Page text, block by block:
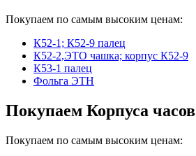
Покупаем по самым высоким ценам:
К52-1; К52-9 палец
К52-2,ЭТО чашка; корпус К52-9
К53-1 палец
Фольга ЭТН
Покупаем Корпуса часов
Покупаем по самым высоким ценам: